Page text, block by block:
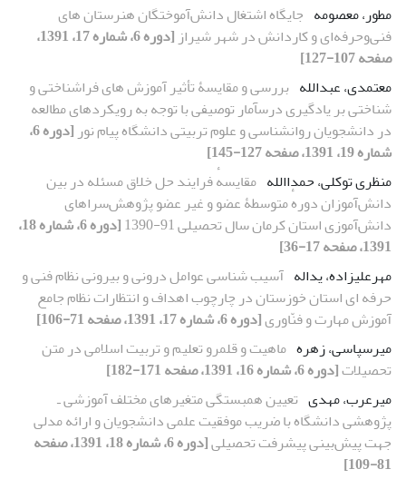
مطور، معصومه جایگاه اشتغال دانش‌آموختگان هنرستان‏ های
فنی‌وحرفه‌ای و کاردانش در شهر شیراز
[دوره 6، شماره 17، 1391،
صفحه 107-127]
معتمدی، عبدالله بررسی و مقایسۀ تأثیر آموزش های فراشناختی و
شناختی بر یادگیری درسآمار توصیفی با توجه به رویکردهای مطالعه
در دانشجویان روانشناسی و علوم تربیتی دانشگاه پیام نور
[دوره 6،
شماره 19، 1391، صفحه 127-145]
منظری توکلی، حمداالله مقایسهٔ فرایند حل خلاق مسئله در بین
دانش‌آموزان دورهٔ متوسطۀ عضو و غیر عضو پژوهش‌سراهای
دانش‌آموزی استان کرمان سال تحصیلی 91-1390
[دوره 6، شماره 18،
1391، صفحه 17-36]
مهرعلیزاده، یداله آسیب‏ شناسی عوامل درونی و بیرونی نظام فنی و
حرفه‏ ای استان خوزستان در چارچوب اهداف و انتظارات نظام جامع
آموزش مهارت و فنّاوری[دوره 6، شماره 17، 1391، صفحه 71-106]
میرسپاسی، زهره ماهیت و قلمرو تعلیم و تربیت اسلامى در متن
تحصیلات[دوره 6، شماره 16، 1391، صفحه 171-182]
میرعرب، مهدی تعیین همبستگی متغیرهای مختلف آموزشی ـ
پژوهشی دانشگاه با ضریب موفقیت علمی دانشجویان و ارائه مدلی
جهت پیش‌بینی پیشرفت تحصیلی
[دوره 6، شماره 18، 1391، صفحه
81-109]